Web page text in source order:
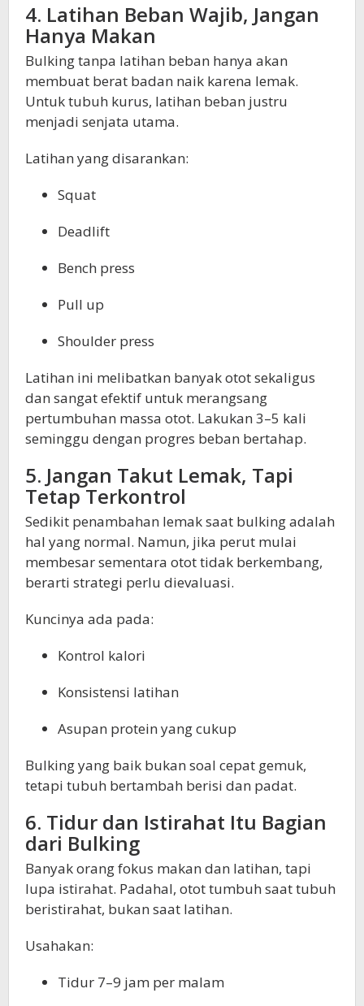
4. Latihan Beban Wajib, Jangan
Hanya Makan
Bulking tanpa latihan beban hanya akan
membuat berat badan naik karena lemak.
Untuk tubuh kurus, latihan beban justru
menjadi senjata utama.
Latihan yang disarankan:
Squat
Deadlift
Bench press
Pull up
Shoulder press
Latihan ini melibatkan banyak otot sekaligus
dan sangat efektif untuk merangsang
pertumbuhan massa otot. Lakukan 3–5 kali
seminggu dengan progres beban bertahap.
5. Jangan Takut Lemak, Tapi
Tetap Terkontrol
Sedikit penambahan lemak saat bulking adalah
hal yang normal. Namun, jika perut mulai
membesar sementara otot tidak berkembang,
berarti strategi perlu dievaluasi.
Kuncinya ada pada:
Kontrol kalori
Konsistensi latihan
Asupan protein yang cukup
Bulking yang baik bukan soal cepat gemuk,
tetapi tubuh bertambah berisi dan padat.
6. Tidur dan Istirahat Itu Bagian
dari Bulking
Banyak orang fokus makan dan latihan, tapi
lupa istirahat. Padahal, otot tumbuh saat tubuh
beristirahat, bukan saat latihan.
Usahakan:
Tidur 7–9 jam per malam